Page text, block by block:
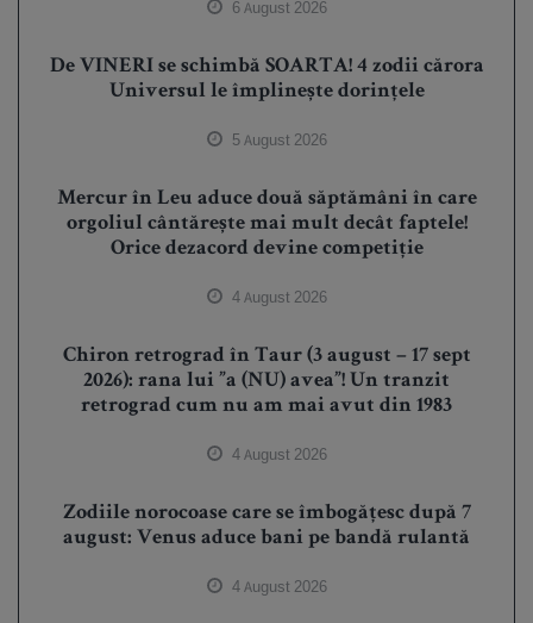
6 August 2026
De VINERI se schimbă SOARTA! 4 zodii cărora
Universul le împlinește dorințele
5 August 2026
Mercur în Leu aduce două săptămâni în care
orgoliul cântărește mai mult decât faptele!
Orice dezacord devine competiție
4 August 2026
Chiron retrograd în Taur (3 august – 17 sept
2026): rana lui ”a (NU) avea”! Un tranzit
retrograd cum nu am mai avut din 1983
4 August 2026
Zodiile norocoase care se îmbogățesc după 7
august: Venus aduce bani pe bandă rulantă
4 August 2026